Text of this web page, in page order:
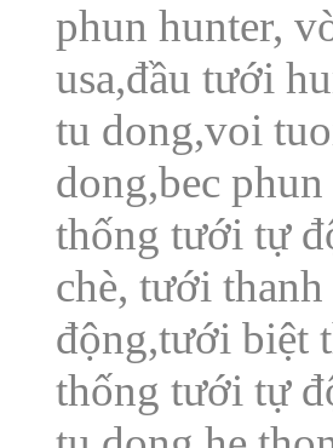
phun hunter,
usa,đầu tưới
tu dong,voi
dong,bec
thống tưới tự
chè, tưới
động,tưới biệt
thống tưới tự